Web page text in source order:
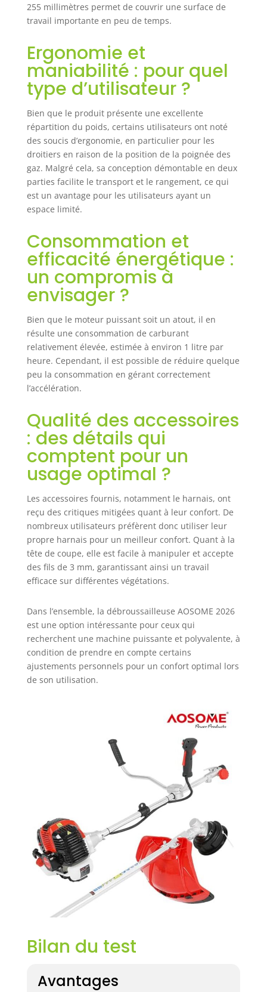
poignée. Conception ergonomique
à double poignée pour un réglage
trois dents et d’une tête de coupe
automatique à double fil. Les
filtres à air et les carburateurs
peuvent être entretenus sans
outils, et des bobines en fil nylon
rapidement remplacées sans
ouvrir le couvercle, réduisant ainsi
les interruptions de travail et
améliorant l’efficacité. Conception
à manche droite et robustesse：La
conception à arbre droit permet
un accès facile aux espaces étroits,
la double ligne améliore l'efficacité
rapidement la végétation dense.La
perche de 28 mm de diamètre
assure une rigidité supérieure et
une réduction significative des
vibrations.L'arbre de transmission
à 9 dents rigide améliore la
durabilité de l'appareil, assurant
une longue vie à votre
débroussailleuse. Démarrage
rapide et sécurité : Équipé d’un
starter automatique pour un
démarrage facile et un système
d’allumage électronique (CDI) sans
d’urgence offrent sécurité et
tranquillité d’esprit. Si vous
rencontrez des problèmes lors de
l'utilisation du produit, n'hésitez
pas à contacter notre service
clientèle. Nous nous engageons à
vous apporter des réponses
patientes et précises.
255 millimètres permet de couvrir une surface de
travail importante en peu de temps.
Ergonomie et
maniabilité : pour quel
type d’utilisateur ?
Bien que le produit présente une excellente
répartition du poids, certains utilisateurs ont noté
des soucis d’ergonomie, en particulier pour les
droitiers en raison de la position de la poignée des
gaz. Malgré cela, sa conception démontable en deux
parties facilite le transport et le rangement, ce qui
est un avantage pour les utilisateurs ayant un
espace limité.
Consommation et
efficacité énergétique :
un compromis à
envisager ?
Bien que le moteur puissant soit un atout, il en
résulte une consommation de carburant
relativement élevée, estimée à environ 1 litre par
heure. Cependant, il est possible de réduire quelque
peu la consommation en gérant correctement
l’accélération.
Qualité des accessoires
: des détails qui
comptent pour un
usage optimal ?
Les accessoires fournis, notamment le harnais, ont
reçu des critiques mitigées quant à leur confort. De
nombreux utilisateurs préfèrent donc utiliser leur
propre harnais pour un meilleur confort. Quant à la
tête de coupe, elle est facile à manipuler et accepte
des fils de 3 mm, garantissant ainsi un travail
efficace sur différentes végétations.
Dans l’ensemble, la débroussailleuse AOSOME 2026
est une option intéressante pour ceux qui
recherchent une machine puissante et polyvalente, à
condition de prendre en compte certains
ajustements personnels pour un confort optimal lors
de son utilisation.
Bilan du test
Avantages